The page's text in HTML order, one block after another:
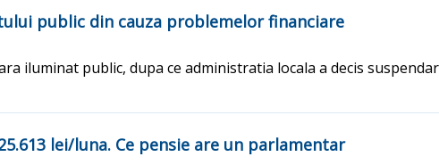
public din cauza problemelor financiare
iluminat public, dupa ce administratia locala a decis
lei/luna. Ce pensie are un parlamentar